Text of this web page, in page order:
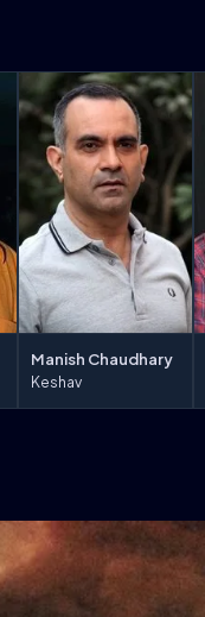
Manish Chaudhary
Keshav